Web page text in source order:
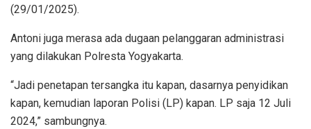
(29/01/2025).
Antoni juga merasa ada dugaan pelanggaran administrasi
yang dilakukan Polresta Yogyakarta.
“Jadi penetapan tersangka itu kapan, dasarnya penyidikan
kapan, kemudian laporan Polisi (LP) kapan. LP saja 12 Juli
2024,” sambungnya.